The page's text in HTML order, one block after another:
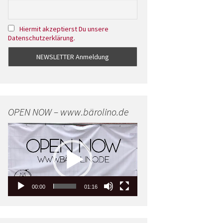
Hiermit akzeptierst Du unsere
Datenschutzerklärung.
OPEN NOW – www.bärolino.de
Video-
Player
00:00 01:16